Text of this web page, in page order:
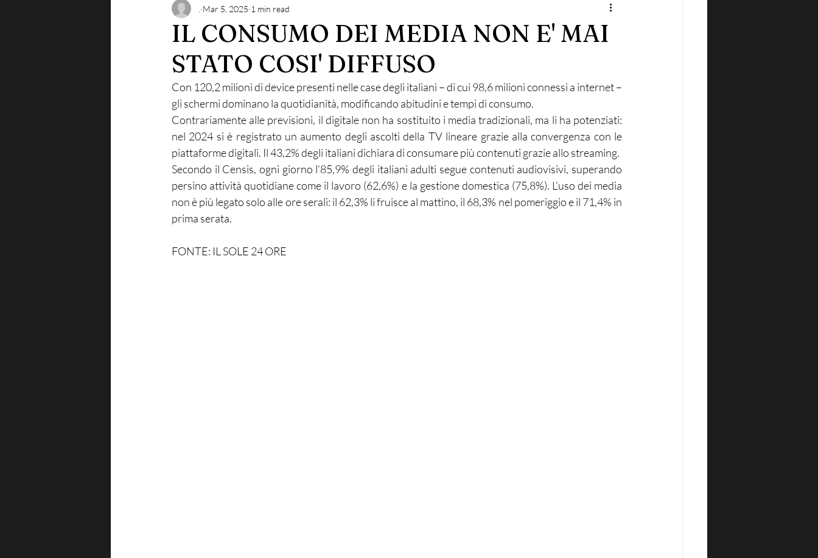
Diritto del lavoro Blog - liquidità aziendale
IL CONSUMO DEI MEDIA NON E' MAI
STATO COSI' DIFFUSO
Mar 5, 2025 1 min read
Con 120,2 milioni di device presenti nelle case degli italiani – di cui 98,6 milioni connessi a internet –
gli schermi dominano la quotidianità, modificando abitudini e tempi di consumo.
Contrariamente alle previsioni, il digitale non ha sostituito i media tradizionali, ma li ha potenziati:
nel 2024 si è registrato un aumento degli ascolti della TV lineare grazie alla convergenza con le
piattaforme digitali. Il 43,2% degli italiani dichiara di consumare più contenuti grazie allo streaming.
Secondo il Censis, ogni giorno l’85,9% degli italiani adulti segue contenuti audiovisivi, superando
persino attività quotidiane come il lavoro (62,6%) e la gestione domestica (75,8%). L’uso dei media
non è più legato solo alle ore serali: il 62,3% li fruisce al mattino, il 68,3% nel pomeriggio e il 71,4% in
prima serata.
FONTE: IL SOLE 24 ORE